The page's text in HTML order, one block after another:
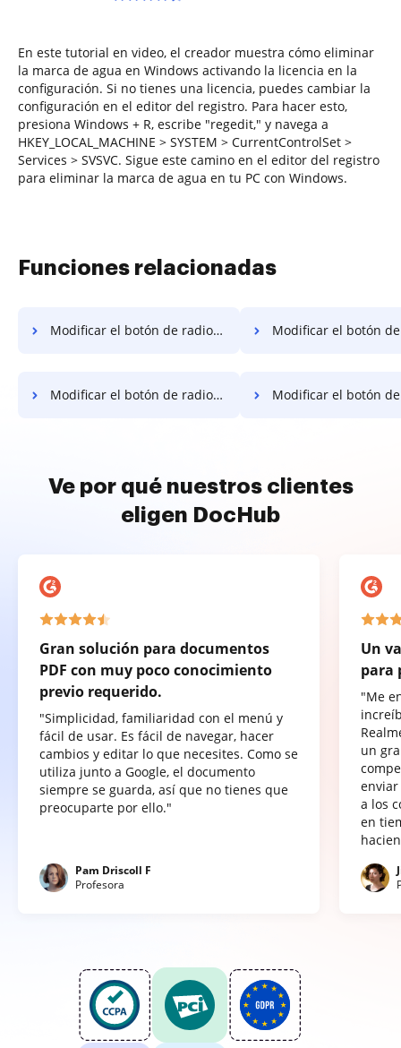
En este tutorial en video, el creador muestra cómo eliminar
la marca de agua en Windows activando la licencia en la
configuración. Si no tienes una licencia, puedes cambiar la
configuración en el editor del registro. Para hacer esto,
presiona Windows + R, escribe "regedit," y navega a
HKEY_LOCAL_MACHINE > SYSTEM > CurrentControlSet >
Services > SVSVC. Sigue este camino en el editor del registro
para eliminar la marca de agua en tu PC con Windows.
Funciones relacionadas
Modificar el botón de radio a PDF para firma en Nokia Modificar el botón de radio a PDF para
Modificar el botón de radio a PDF para firma en iPhone Modificar el botón de radio a PDF para
Ve por qué nuestros clientes
eligen DocHub
Gran solución para documentos
PDF con muy poco conocimiento
previo requerido.
"Simplicidad, familiaridad con el menú y
fácil de usar. Es fácil de navegar, hacer
cambios y editar lo que necesites. Como se
utiliza junto a Google, el documento
siempre se guarda, así que no tienes que
preocuparte por ello."
Pam Driscoll F
Profesora
Un
para
"Me
un
a los
en